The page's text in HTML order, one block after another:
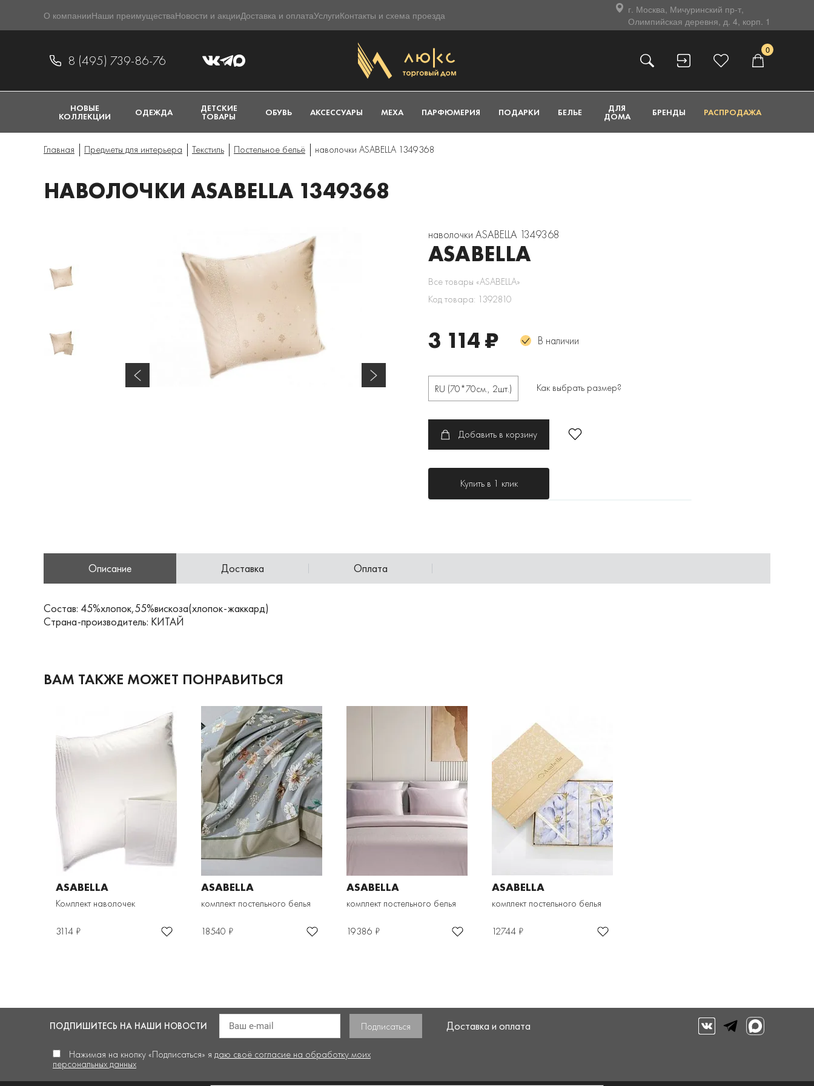
О компанииНаши преимуществаНовости и акцииДоставка и оплатаУслугиКонтакты и схема проезда
г. Москва, Мичуринский пр-т,
Олимпийская деревня, д. 4, корп. 1
8 (495) 739-86-76
0
НОВЫЕ
КОЛЛЕКЦИИ ОДЕЖДА ДЕТСКИЕ
ТОВАРЫ ОБУВЬ АКСЕССУАРЫ МЕХА ПАРФЮМЕРИЯ ПОДАРКИ БЕЛЬЕ ДЛЯ
ДОМА БРЕНДЫ РАСПРОДАЖА
Главная Предметы для интерьера Текстиль Постельное бельё наволочки ASABELLA 1349368
НАВОЛОЧКИ ASABELLA 1349368
наволочки ASABELLA 1349368
ASABELLA
Все товары «ASABELLA»
Код товара: 1392810
3 114 ₽ В наличии
RU (70*70см., 2шт.) Как выбрать размер?
Добавить в корзину
Купить в 1 клик
Описание Доставка Оплата
Состав: 45%хлопок,55%вискоза(хлопок-жаккард)
Страна-производитель: КИТАЙ
ВАМ ТАКЖЕ МОЖЕТ ПОНРАВИТЬСЯ
ASABELLA
Комплект наволочек
3114 ₽
ASABELLA
комплект постельного белья
18540 ₽
ASABELLA
комплект постельного белья
19386 ₽
ASABELLA
комплект постельного белья
12744 ₽
ПОДПИШИТЕСЬ НА НАШИ НОВОСТИ
Нажимая на кнопку «Подписаться» я даю своё согласие на обработку моих
персональных данных
Доставка и оплата